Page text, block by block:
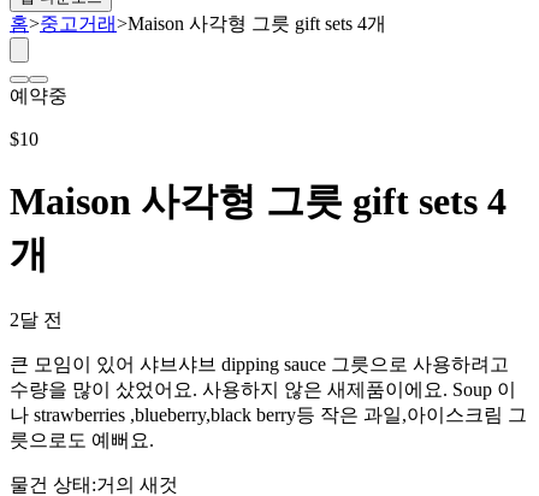
홈>중고거래>Maison 사각형 그릇 gift sets 4개
예약중
$10
Maison 사각형 그릇 gift sets 4
개
2달 전
큰 모임이 있어 샤브샤브 dipping sauce 그릇으로 사용하려고
수량을 많이 샀었어요. 사용하지 않은 새제품이에요. Soup 이
나 strawberries ,blueberry,black berry등 작은 과일,아이스크림 그
릇으로도 예뻐요.
물건 상태 :거의 새것